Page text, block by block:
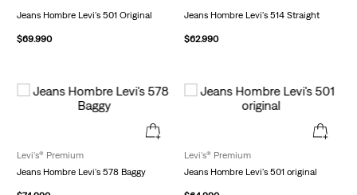
Jeans Hombre Levi's 501 Original
$69.990
Jeans Hombre Levi's 514 Straight
$62.990
Levi's® Premium
Jeans Hombre Levi's 578 Baggy
Levi's® Premium
Jeans Hombre Levi's 501 original